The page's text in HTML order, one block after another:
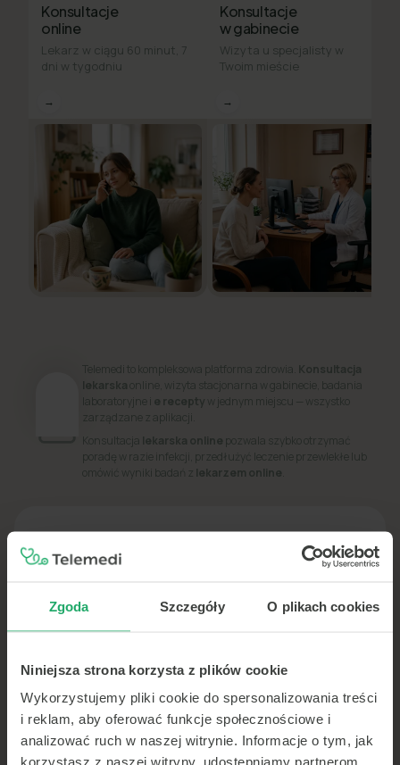
Zgoda Szczegóły O plikach cookies
Niniejsza strona korzysta z plików cookie
Wykorzystujemy pliki cookie do spersonalizowania treści
i reklam, aby oferować funkcje społecznościowe i
analizować ruch w naszej witrynie. Informacje o tym, jak
korzystasz z naszej witryny, udostępniamy partnerom
Konsultacje
online
Lekarz w ciągu 60 minut, 7
dni w tygodniu
→
Konsultacje
w gabinecie
Wizyta u specjalisty w
Twoim mieście
→
Telemedi to kompleksowa platforma zdrowia. Konsultacja
lekarskaonline, wizyta stacjonarna w gabinecie, badania
laboratoryjne i e recepty w jednym miejscu — wszystko
zarządzane z aplikacji.
Konsultacja lekarska online pozwala szybko otrzymać
poradę w razie infekcji, przedłużyć leczenie przewlekłe lub
omówić wyniki badań z lekarzem online